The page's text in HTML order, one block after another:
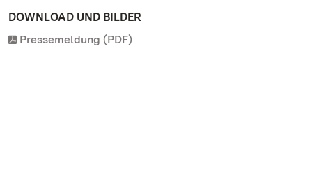
DOWNLOAD UND BILDER
Pressemeldung (PDF)